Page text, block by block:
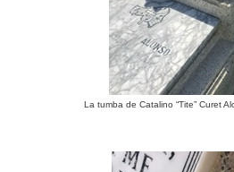
La tumba de Catalino “Tite” Curet